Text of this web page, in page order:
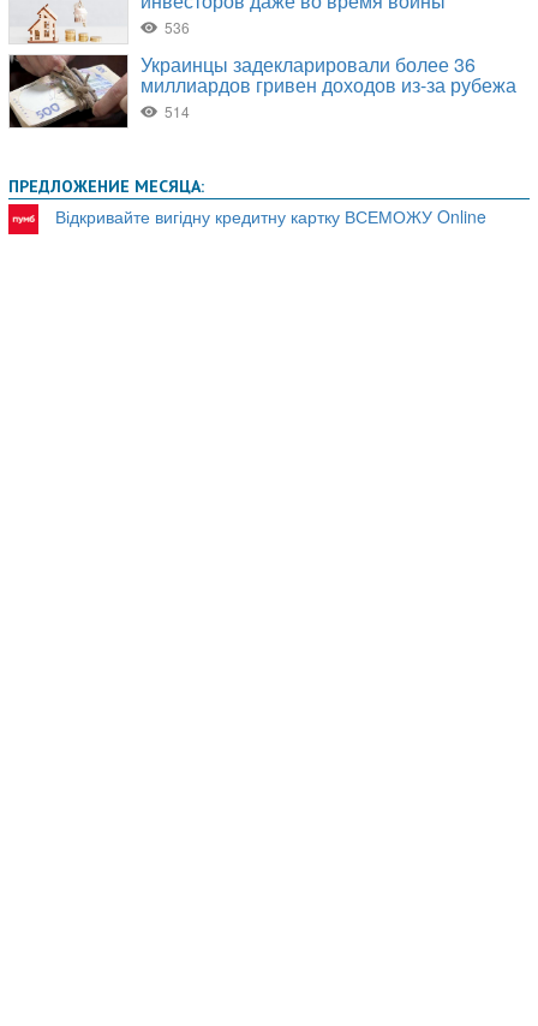
ПРЕДЛОЖЕНИЕ МЕСЯЦА:
Відкривайте вигідну кредитну картку ВСЕМОЖУ Online